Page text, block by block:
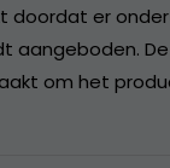
doordat er
aangeboden.
om het